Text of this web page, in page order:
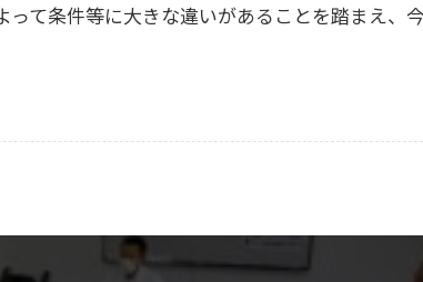
て条件等に大きな違いがあることを踏まえ、